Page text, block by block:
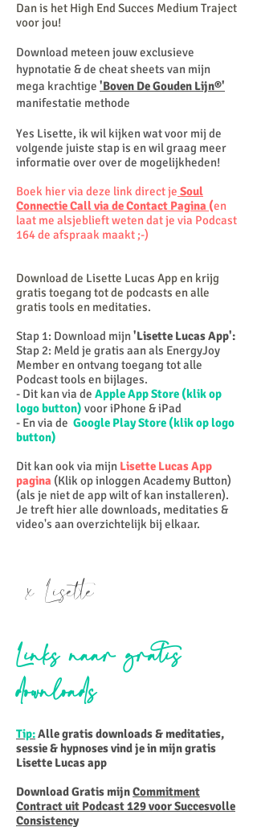
Dan is het High End Succes Medium Traject
voor jou!
Download meteen jouw exclusieve
hypnotatie & de cheat sheets van mijn
mega krachtige 'Boven De Gouden Lijn®'
manifestatie methode
Yes Lisette, ik wil kijken wat voor mij de
volgende juiste stap is en wil graag meer
informatie over over de mogelijkheden!
Boek hier via deze link direct je Soul
Connectie Call via de Contact Pagina (en
laat me alsjeblieft weten dat je via Podcast
164 de afspraak maakt ;-)
Download de Lisette Lucas App en krijg
gratis toegang tot de podcasts en alle
gratis tools en meditaties.
Stap 1: Download mijn'Lisette Lucas App':
Stap 2: Meld je gratis aan als EnergyJoy
Member en ontvang toegang tot alle
Podcast tools en bijlages.
- Dit kan via de Apple App Store (klik op
logo button) voor iPhone & iPad
- En via de Google Play Store (klik op logo
button)
Dit kan ook via mijn Lisette Lucas App
pagina (Klik op inloggen Academy Button)
(als je niet de app wilt of kan installeren).
Je treft hier alle downloads, meditaties &
video's aan overzichtelijk bij elkaar.
x Lisette
Links naar gratis
downloads
Tip:Alle gratis downloads & meditaties,
sessie & hypnoses vind je in mijn gratis
Lisette Lucas app
Download Gratis mijnCommitment
Contract uit Podcast 129 voor Succesvolle
Consistency